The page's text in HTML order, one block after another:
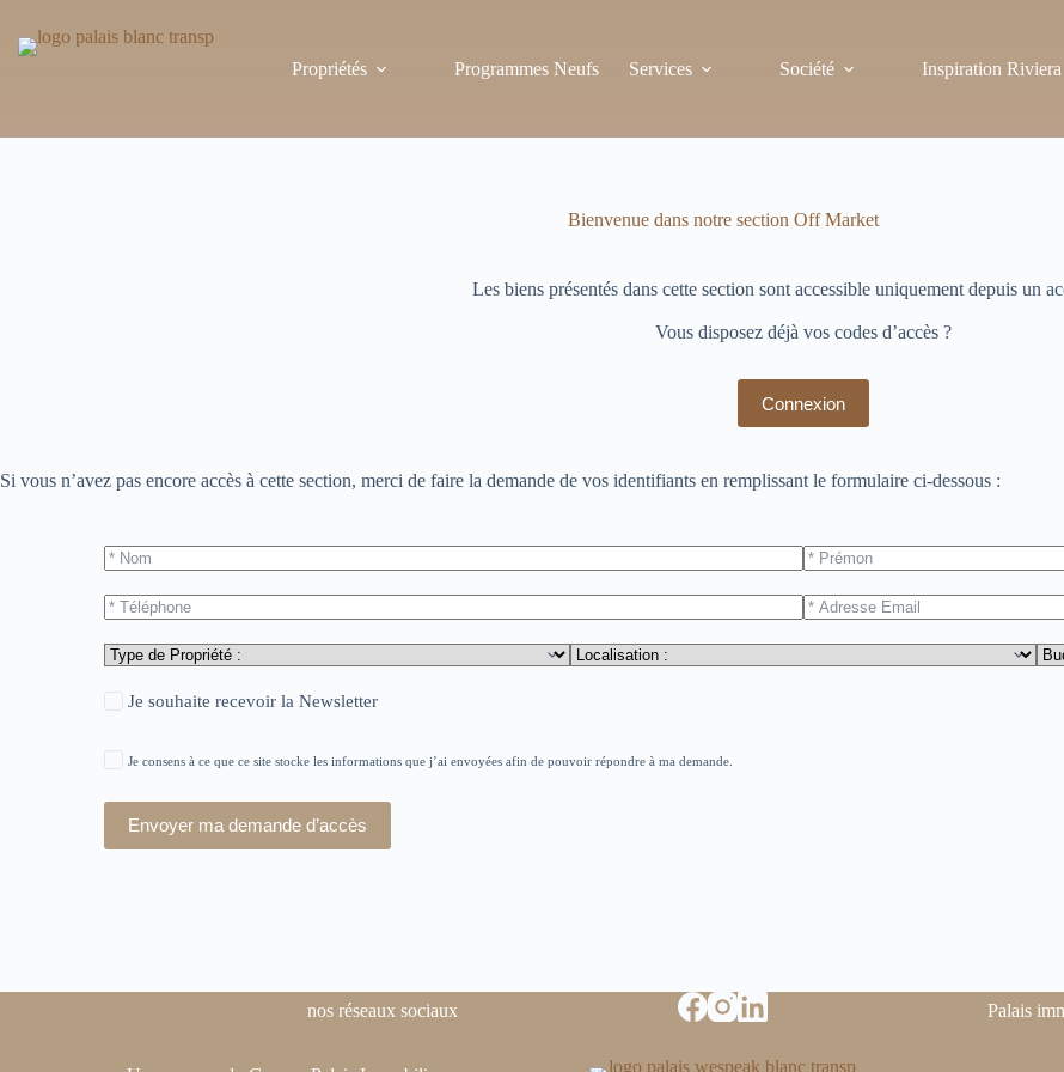
contenu
Propriétés Programmes Neufs Services Société Inspiration Riviera
Bienvenue dans notre section Off Market
Les biens présentés dans cette section sont accessible uniquement depuis un
Vous disposez déjà vos codes d’accès ?
Connexion
Si vous n’avez pas encore accès à cette section, merci de faire la demande de vos identifiants en remplissant le formulaire ci-dessous :
Je souhaite recevoir la Newsletter
Je consens à ce que ce site stocke les informations que j’ai envoyées afin de pouvoir répondre à ma demande.
Envoyer ma demande d’accès
nos réseaux sociaux Palais